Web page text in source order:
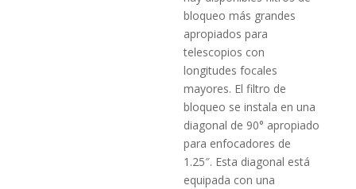
bloqueo más grandes
apropiados para
telescopios con
longitudes focales
mayores. El filtro de
bloqueo se instala en una
diagonal de 90° apropiado
para enfocadores de
1.25″. Esta diagonal está
equipada con una